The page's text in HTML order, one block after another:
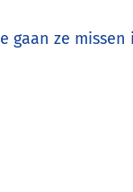
gaan ze missen